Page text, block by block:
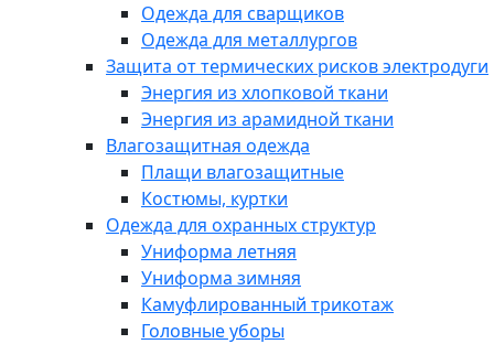
Одежда для сварщиков
Одежда для металлургов
Защита от термических рисков электродуги
Энергия из хлопковой ткани
Энергия из арамидной ткани
Влагозащитная одежда
Плащи влагозащитные
Костюмы, куртки
Одежда для охранных структур
Униформа летняя
Униформа зимняя
Камуфлированный трикотаж
Головные уборы